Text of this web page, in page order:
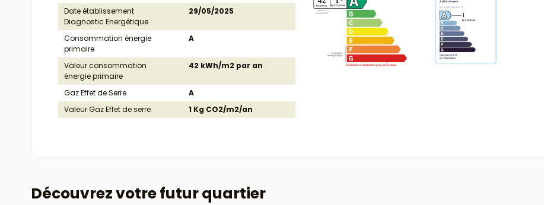
Date établissement
Diagnostic Energétique
29/05/2025
Consommation énergie
primaire
A
Valeur consommation
énergie primaire
42 kWh/m2 par an
Gaz Effet de Serre
A
Valeur Gaz Effet de serre
1 Kg CO2/m2/an
Découvrez votre futur quartier